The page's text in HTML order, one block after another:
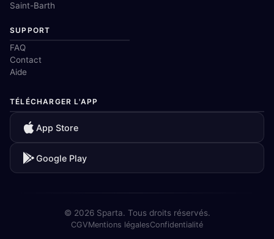
Saint-Barth
SUPPORT
FAQ
Contact
Aide
TÉLÉCHARGER L'APP
App Store
Google Play
© 2026 Sparta. Tous droits réservés.
CGVMentions légalesConfidentialité